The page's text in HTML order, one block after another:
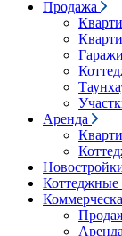
Продажа
Аренда
Коттеджные